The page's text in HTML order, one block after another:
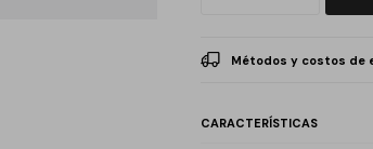
Métodos y costos de
CARACTERÍSTICAS